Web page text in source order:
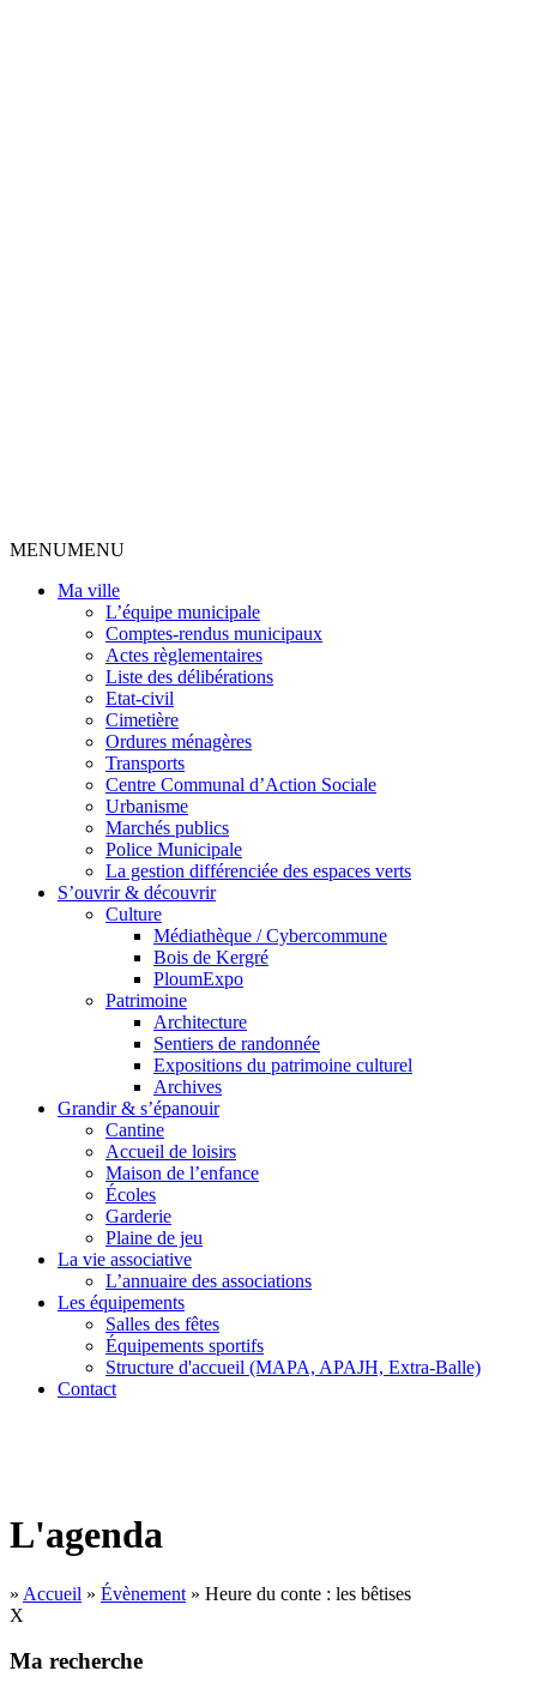
MENUMENU
Ma ville
L’équipe municipale
Comptes-rendus municipaux
Actes règlementaires
Liste des délibérations
Etat-civil
Cimetière
Ordures ménagères
Transports
Centre Communal d’Action Sociale
Urbanisme
Marchés publics
Police Municipale
La gestion différenciée des espaces verts
S’ouvrir & découvrir
Culture
Médiathèque / Cybercommune
Bois de Kergré
PloumExpo
Patrimoine
Architecture
Sentiers de randonnée
Expositions du patrimoine culturel
Archives
Grandir & s’épanouir
Cantine
Accueil de loisirs
Maison de l’enfance
Écoles
Garderie
Plaine de jeu
La vie associative
L’annuaire des associations
Les équipements
Salles des fêtes
Équipements sportifs
Structure d'accueil (MAPA, APAJH, Extra-Balle)
Contact
L'agenda
» Accueil » Évènement » Heure du conte : les bêtises
X
Ma recherche